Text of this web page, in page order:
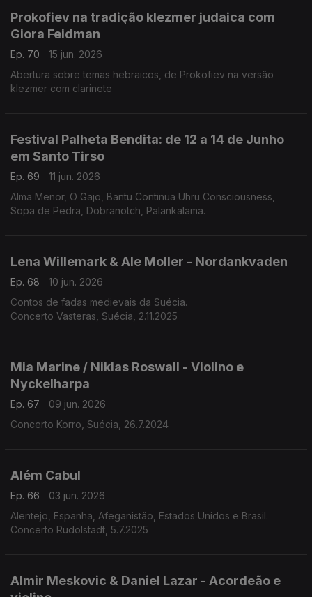
Prokofiev na tradição klezmer judaica com
Giora Feidman
Ep. 70
15 jun. 2026
Abertura sobre temas hebraicos, de Prokofiev na versão
klezmer com clarinete
Festival Palheta Bendita: de 12 a 14 de Junho
em Santo Tirso
Ep. 69
11 jun. 2026
Alma Menor, O Gajo, Bantu Continua Uhru Consciousness,
Sopa de Pedra, Dobranotch, Palankalama.
Lena Willemark & Ale Moller - Nordankvaden
Ep. 68
10 jun. 2026
Contos de fadas medievais da Suécia.
Concerto Vasteras, Suécia, 2.11.2025
Mia Marine / Niklas Roswall - Violino e
Nyckelharpa
Ep. 67
09 jun. 2026
Concerto Korro, Suécia, 26.7.2024
Além Cabul
Ep. 66
03 jun. 2026
Alentejo, Espanha, Afeganistão, Estados Unidos e Brasil.
Concerto Rudolstadt, 5.7.2025
Almir Meskovic & Daniel Lazar - Acordeão e